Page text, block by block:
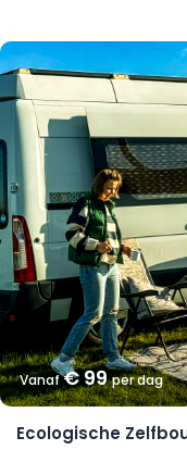
Vanaf€ 99per dag